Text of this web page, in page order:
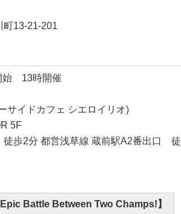
13-21-201
始 13時開催
ドカフェ シエロイリオ)
5F
分 都営浅草線 蔵前駅A2番出口 徒
Battle Between Two Champs!】